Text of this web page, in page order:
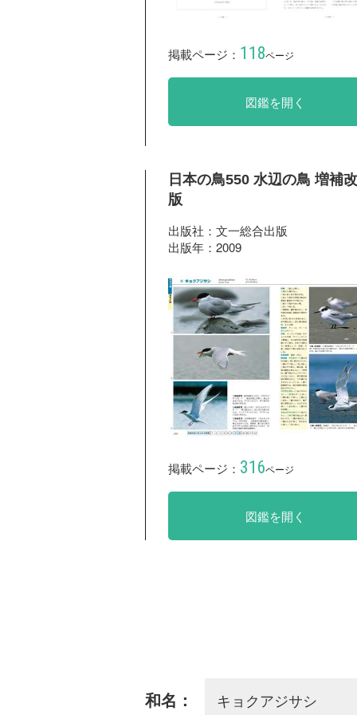
掲載ページ： 118ページ
図鑑を開く
日本の鳥550 水辺の鳥 増補
版
出版社：文一総合出版
出版年：2009
掲載ページ： 316ページ
図鑑を開く
和名： キョクアジサシ